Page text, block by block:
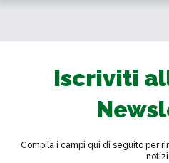
Iscriviti
Compila i campi qui di seguito per